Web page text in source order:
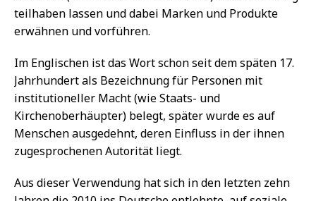
teilhaben lassen und dabei Marken und Produkte
erwähnen und vorführen.
Im Englischen ist das Wort schon seit dem späten 17.
Jahrhundert als Bezeichnung für Personen mit
institutioneller Macht (wie Staats- und
Kirchenoberhäupter) belegt, später wurde es auf
Menschen ausgedehnt, deren Einfluss in der ihnen
zugesprochenen Autorität liegt.
Aus dieser Verwendung hat sich in den letzten zehn